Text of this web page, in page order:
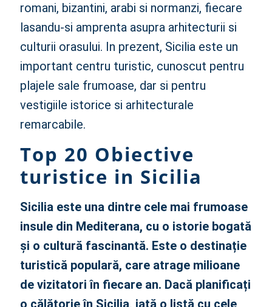
romani, bizantini, arabi si normanzi, fiecare
lasandu-si amprenta asupra arhitecturii si
culturii orasului. In prezent, Sicilia este un
important centru turistic, cunoscut pentru
plajele sale frumoase, dar si pentru
vestigiile istorice si arhitecturale
remarcabile.
Top 20 Obiective
turistice in Sicilia
Sicilia este una dintre cele mai frumoase
insule din Mediterana, cu o istorie bogată
și o cultură fascinantă. Este o destinație
turistică populară, care atrage milioane
de vizitatori în fiecare an. Dacă planificați
o călătorie în Sicilia, iată o listă cu cele